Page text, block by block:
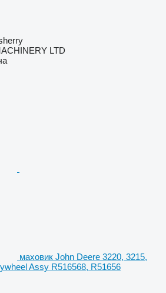
LTD
маховик John Deere 3220, 3215,
Assy R516568, R51656